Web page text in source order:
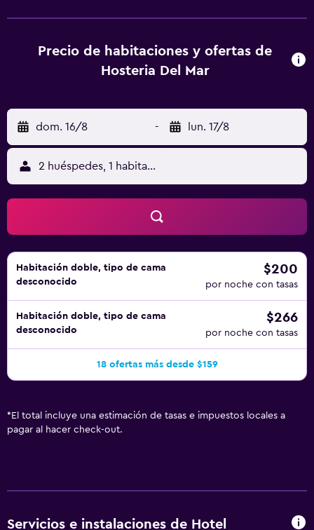
baños están equipados con ducha y artículos de higiene
personal gratuitos. Es posible solicitar juegos de cama
actividades de ocio y esparcimiento que se indican más
abajo en las instalaciones o cerca del alojamiento (es
posible que se aplique un recargo).
Precio de habitaciones y ofertas de
Hosteria Del Mar
dom. 16/8 - lun. 17/8
2 huéspedes, 1 habitación
Habitación doble, tipo de cama
desconocido
$200
por noche con tasas
Habitación doble, tipo de cama
desconocido
$266
por noche con tasas
18 ofertas más desde $159
* El total incluye una estimación de tasas e impuestos locales a
pagar al hacer check-out.
Servicios e instalaciones de Hotel